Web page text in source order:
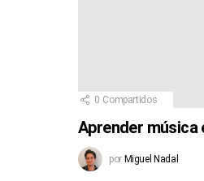
0 Compartidos
Aprender música
por Miguel Nadal